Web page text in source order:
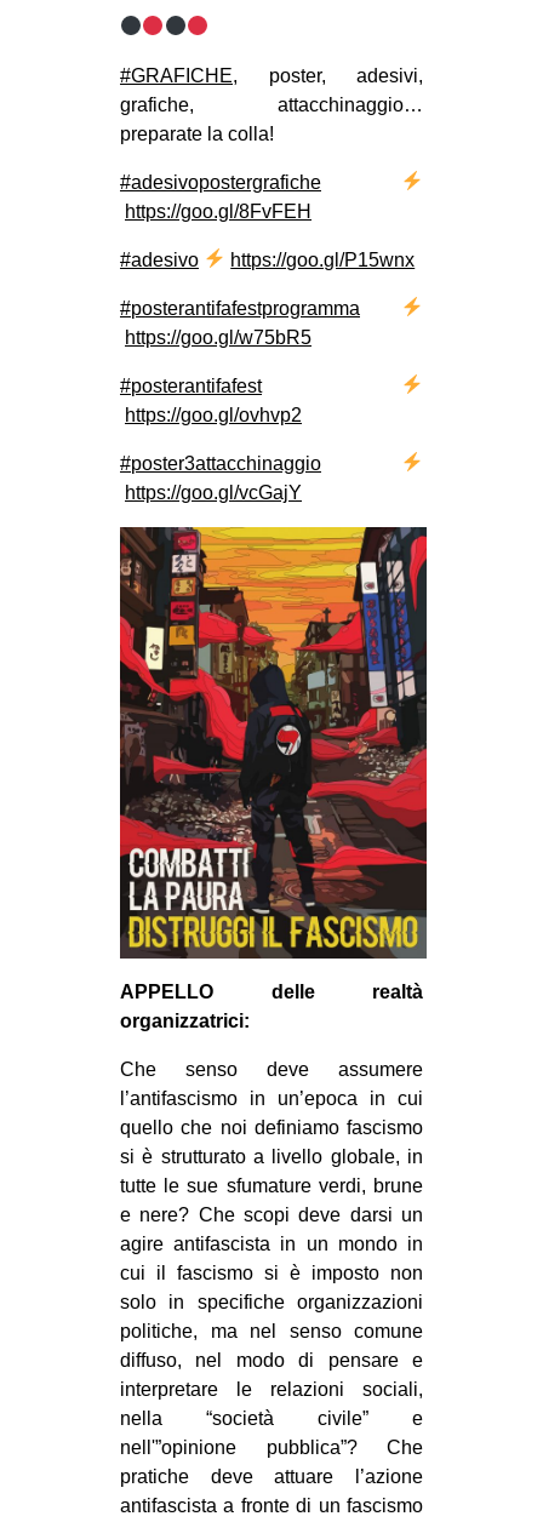
tw
ms
SEARCH
#GRAFICHE, poster, adesivi,
grafiche, attacchinaggio…
preparate la colla!
#adesivopostergrafiche
https://goo.gl/8FvFEH
#adesivo https://goo.gl/P15wnx
#posterantifafestprogramma
https://goo.gl/w75bR5
#posterantifafest
https://goo.gl/ovhvp2
#poster3attacchinaggio
https://goo.gl/vcGajY
APPELLO delle realtà
organizzatrici:
Che senso deve assumere
l’antifascismo in un’epoca in cui
quello che noi definiamo fascismo
si è strutturato a livello globale, in
tutte le sue sfumature verdi, brune
e nere? Che scopi deve darsi un
agire antifascista in un mondo in
cui il fascismo si è imposto non
solo in specifiche organizzazioni
politiche, ma nel senso comune
diffuso, nel modo di pensare e
interpretare le relazioni sociali,
nella “società civile” e
nell'”opinione pubblica”? Che
pratiche deve attuare l’azione
antifascista a fronte di un fascismo